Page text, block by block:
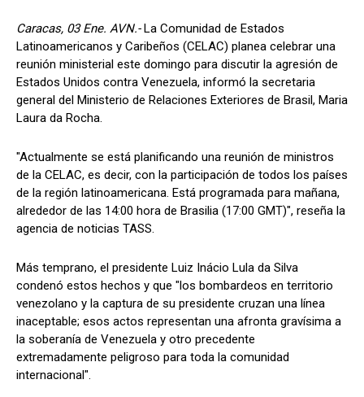
Caracas, 03 Ene. AVN.- La Comunidad de Estados
Latinoamericanos y Caribeños (CELAC) planea celebrar una
reunión ministerial este domingo para discutir la agresión de
Estados Unidos contra Venezuela, informó la secretaria
general del Ministerio de Relaciones Exteriores de Brasil, Maria
Laura da Rocha.
"Actualmente se está planificando una reunión de ministros
de la CELAC, es decir, con la participación de todos los países
de la región latinoamericana. Está programada para mañana,
alrededor de las 14:00 hora de Brasilia (17:00 GMT)", reseña la
agencia de noticias TASS.
Más temprano, el presidente Luiz Inácio Lula da Silva
condenó estos hechos y que "los bombardeos en territorio
venezolano y la captura de su presidente cruzan una línea
inaceptable; esos actos representan una afronta gravísima a
la soberanía de Venezuela y otro precedente
extremadamente peligroso para toda la comunidad
internacional".